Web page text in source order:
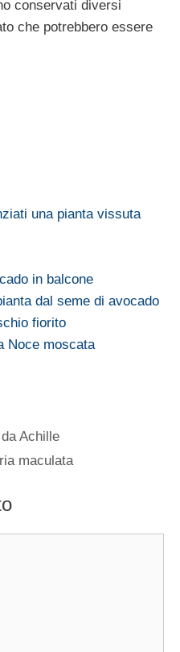
conservati diversi
che potrebbero essere
una pianta vissuta
in balcone
dal seme di avocado
fiorito
Noce moscata
Achille
maculata